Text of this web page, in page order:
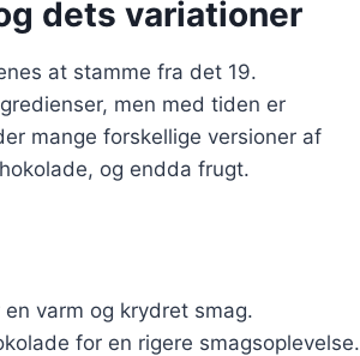
dets variationer
at stamme fra det 19.
men med tiden er
mange forskellige versioner af
og endda frugt.
varm og krydret smag.
for en rigere smagsoplevelse.